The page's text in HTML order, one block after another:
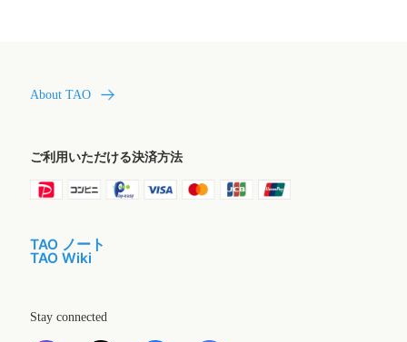
About TAO
ご利用いただける決済方法
TAO ノート
TAO Wiki
Stay connected